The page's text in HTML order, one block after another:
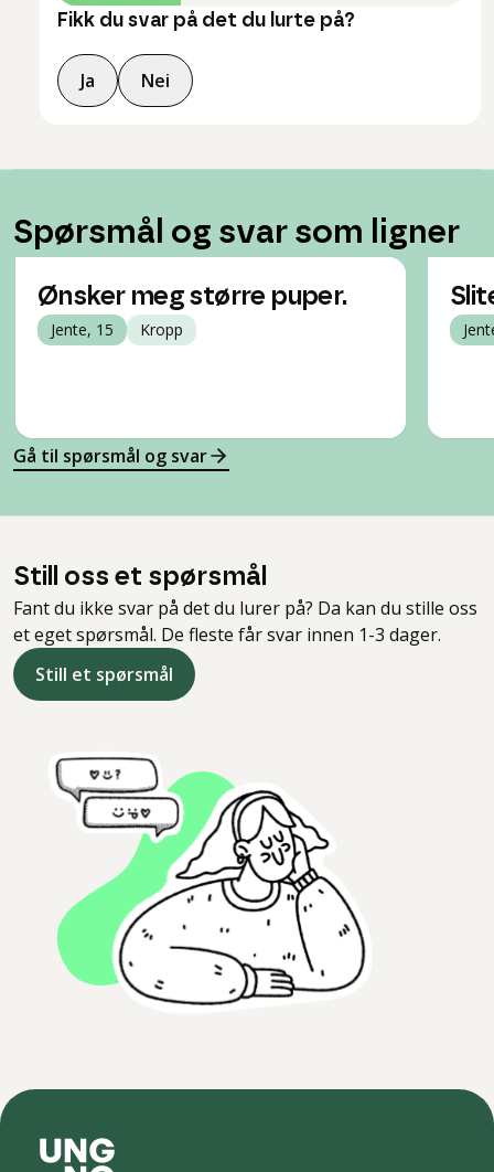
Fikk du svar på det du lurte på?
Ja Nei
Spørsmål og svar som ligner
Ønsker meg større puper.
Jente, 15 Kropp
Gå til spørsmål og svar
Still oss et spørsmål
Fant du ikke svar på det du lurer på? Da kan du stille oss
et eget spørsmål. De fleste får svar innen 1-3 dager.
Still et spørsmål